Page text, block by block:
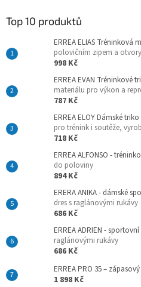
Top 10 produktů
ERREA ELIAS Tréninková
polovičním zipem a
998 Kč
ERREA EVAN Tréninkové
materiálu pro výkon a
787 Kč
ERREA ELOY Dámské triko
pro trénink i soutěže,
718 Kč
ERREA ALFONSO -
do poloviny
894 Kč
ERERA ANIKA - dámské
dres s raglánovými rukávy
686 Kč
ERREA ADRIEN -
raglánovými rukávy
686 Kč
ERREA PRO 35 –
1 898 Kč